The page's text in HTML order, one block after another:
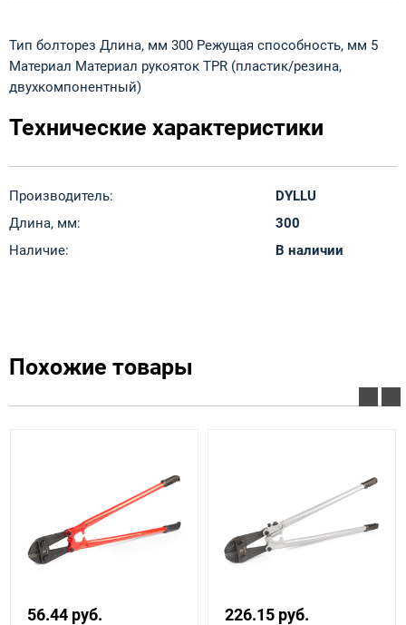
Тип болторез Длина, мм 300 Режущая способность, мм 5
Материал Материал рукояток TPR (пластик/резина,
двухкомпонентный)
Технические характеристики
Производитель:
DYLLU
Длина, мм:
300
Наличие:
В наличии
Похожие товары
56.44 руб. 226.15 руб.